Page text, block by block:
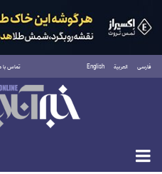
فارسی العربية English تماس با
جمعه ۱۶ مرداد ۱۴۰۵